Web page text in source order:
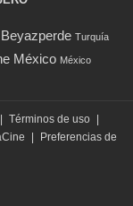
Beyazperde Turquía
México México
Términos de uso
Preferencias de